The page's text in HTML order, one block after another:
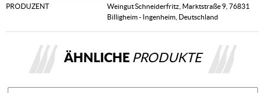
PRODUZENT
Weingut Schneiderfritz, Marktstraße 9, 76831
Billigheim - Ingenheim, Deutschland
ÄHNLICHE PRODUKTE